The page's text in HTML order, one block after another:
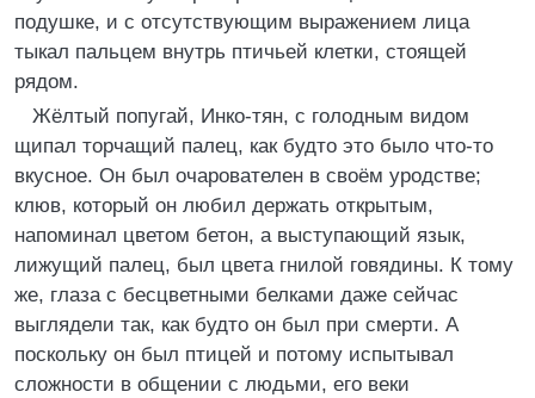
подушке, и с отсутствующим выражением лица
тыкал пальцем внутрь птичьей клетки, стоящей
рядом.
Жёлтый попугай, Инко-тян, с голодным видом
щипал торчащий палец, как будто это было что-то
вкусное. Он был очарователен в своём уродстве;
клюв, который он любил держать открытым,
напоминал цветом бетон, а выступающий язык,
лижущий палец, был цвета гнилой говядины. К тому
же, глаза с бесцветными белками даже сейчас
выглядели так, как будто он был при смерти. А
поскольку он был птицей и потому испытывал
сложности в общении с людьми, его веки